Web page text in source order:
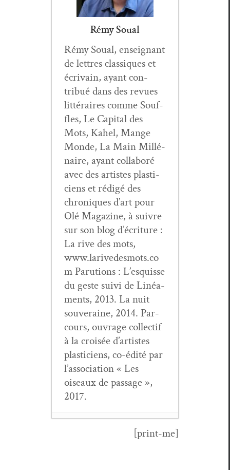
Rémy Soual
Rémy Soual, enseignant
de let­tres clas­siques et
écrivain, ayant con­
tribué dans des revues
lit­téraires comme Souf­
fles, Le Cap­i­tal des
Mots, Kahel, Mange
Monde, La Main Mil­lé­
naire, ayant col­laboré
avec des artistes plas­ti­
ciens et rédigé des
chroniques d’art pour
Olé Mag­a­zine, à suiv­re
sur son blog d’écri­t­ure :
La rive des mots,
www.larivedesmots.co
m Paru­tions : L’esquisse
du geste suivi de Linéa­
ments, 2013. La nuit
sou­veraine, 2014. Par­
cours, ouvrage col­lec­tif
à la croisée d’artistes
plas­ti­ciens, co-édité par
l’as­so­ci­a­tion « Les
oiseaux de pas­sage »,
2017.
Chronique[print-me]